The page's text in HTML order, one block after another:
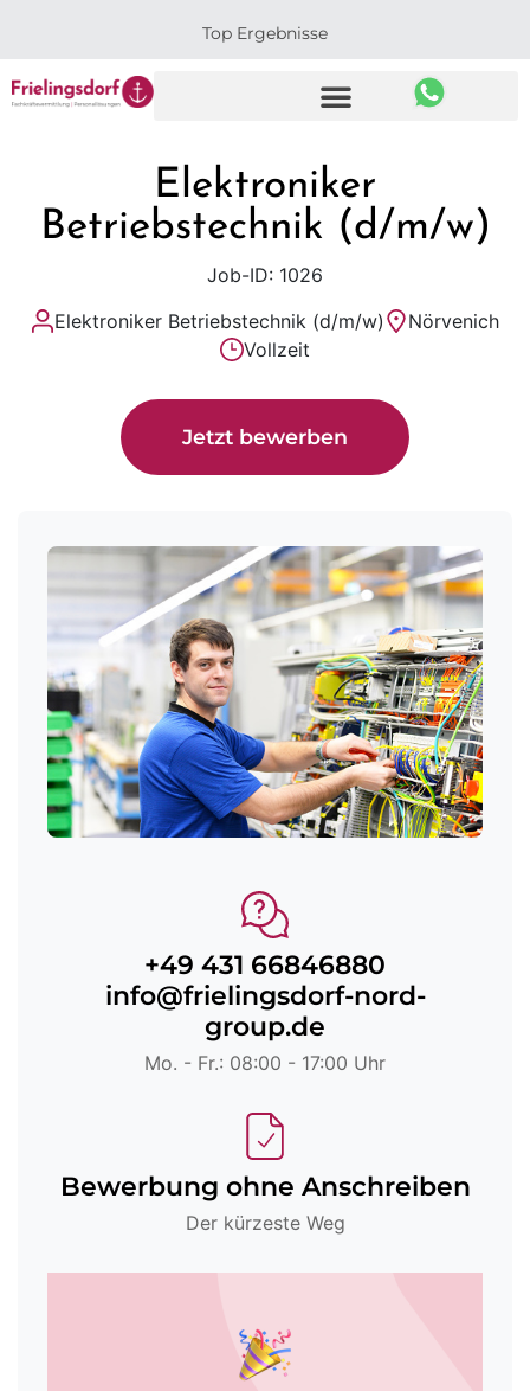
Top Ergebnisse
Elektroniker
Betriebstechnik (d/m/w)
Job-ID: 1026
Elektroniker Betriebstechnik (d/m/w)
Nörvenich
Vollzeit
Jetzt bewerben
+49 431 66846880
info@frielingsdorf-nord-
group.de
Mo. - Fr.: 08:00 - 17:00 Uhr
Bewerbung ohne Anschreiben
Der kürzeste Weg